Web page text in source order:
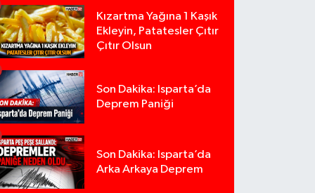
Kızartma Yağına 1 Kaşık
Ekleyin, Patatesler Çıtır
Çıtır Olsun
Son Dakika: Isparta’da
Deprem Paniği
Son Dakika: Isparta’da
Arka Arkaya Deprem